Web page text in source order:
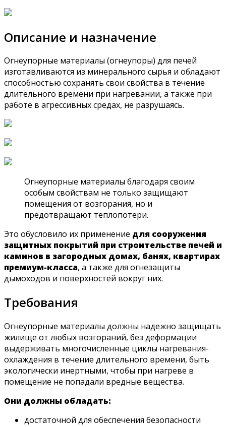
Описание и назначение
Огнеупорные материалы (огнеупоры) для печей
изготавливаются из минерального сырья и обладают
способностью сохранять свои свойства в течение
длительного времени при нагревании, а также при
работе в агрессивных средах, не разрушаясь.
Огнеупорные материалы благодаря своим
особым свойствам не только защищают
помещения от возгорания, но и
предотвращают теплопотери.
Это обусловило их применение для сооружения
защитных покрытий при строительстве печей и
каминов в загородных домах, банях, квартирах
премиум-класса, а также для огнезащиты
дымоходов и поверхностей вокруг них.
Требования
Огнеупорные материалы должны надежно защищать
жилище от любых возгораний, без деформации
выдерживать многочисленные циклы нагревания-
охлаждения в течение длительного времени, быть
экологически инертными, чтобы при нагреве в
помещение не попадали вредные вещества.
Они должны обладать:
достаточной для обеспечения безопасности